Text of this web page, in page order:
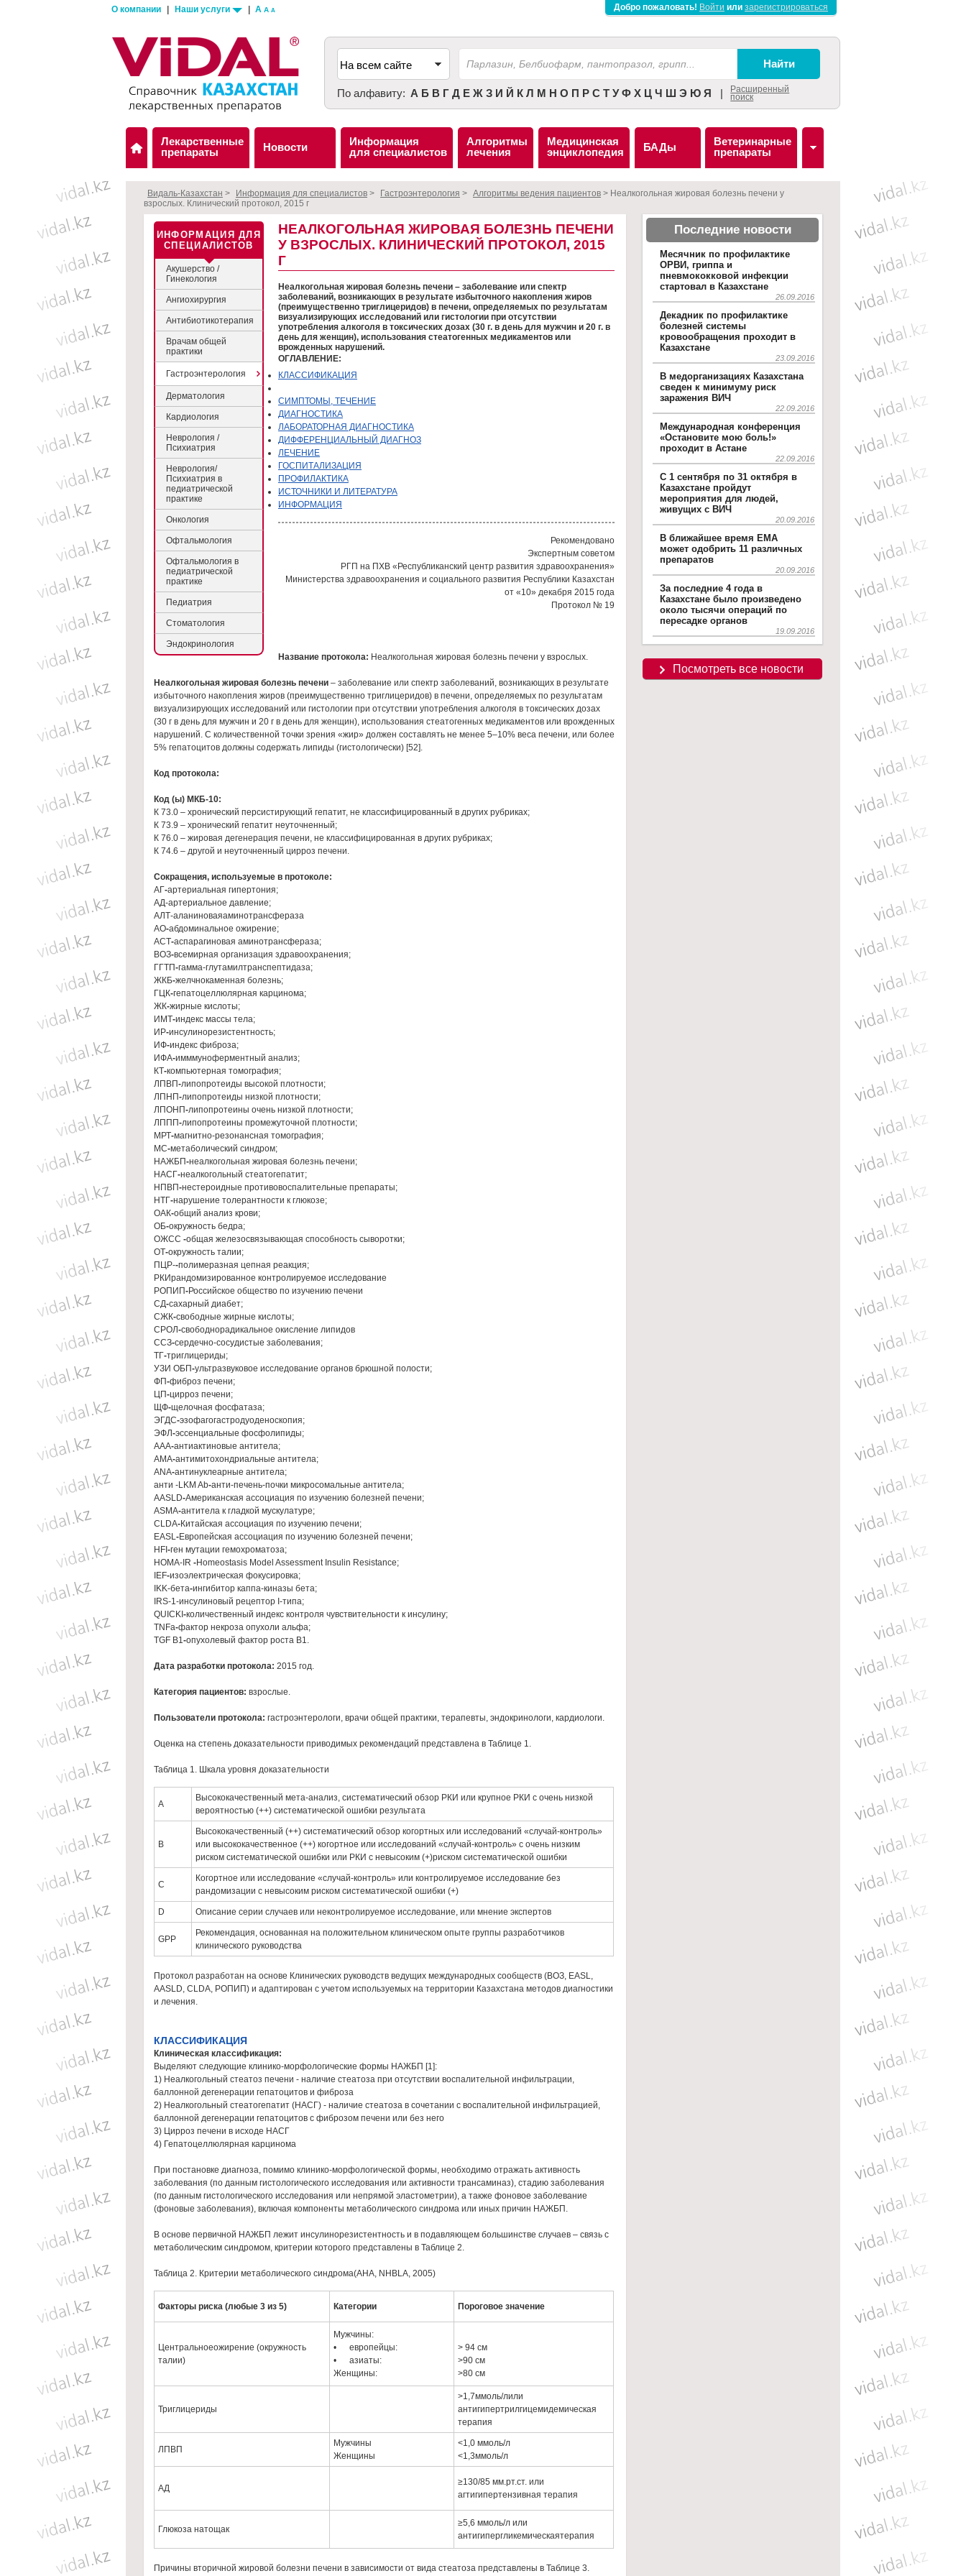
О компании Наши услуги A A A Добро пожаловать! Войти или зарегистрироваться
По алфавиту: А Б В Г Д Е Ж З И Й К Л М Н О П Р С Т У Ф Х Ц Ч Ш Э Ю Я | Расширенный
поиск
Лекарственные
препараты
Новости
Информация
для специалистов
Алгоритмы
лечения
Медицинская
энциклопедия
БАДы
Ветеринарные
препараты
Видаль-Казахстан > Информация для специалистов > Гастроэнтерология > Алгоритмы ведения пациентов > Неалкогольная жировая болезнь печени у
взрослых. Клинический протокол, 2015 г
ИНФОРМАЦИЯ ДЛЯ
СПЕЦИАЛИСТОВ
Акушерство /
Гинекология
Ангиохирургия
Антибиотикотерапия
Врачам общей
практики
Гастроэнтерология
Дерматология
Кардиология
Неврология /
Психиатрия
Неврология/
Психиатрия в
педиатрической
практике
Онкология
Офтальмология
Офтальмология в
педиатрической
практике
Педиатрия
Стоматология
Эндокринология
НЕАЛКОГОЛЬНАЯ ЖИРОВАЯ БОЛЕЗНЬ ПЕЧЕНИ
У ВЗРОСЛЫХ. КЛИНИЧЕСКИЙ ПРОТОКОЛ, 2015
Г
Неалкогольная жировая болезнь печени – заболевание или спектр
заболеваний, возникающих в результате избыточного накопления жиров
(преимущественно триглицеридов) в печени, определяемых по результатам
визуализирующих исследований или гистологии при отсутствии
употребления алкоголя в токсических дозах (30 г. в день для мужчин и 20 г. в
день для женщин), использования стеатогенных медикаментов или
врожденных нарушений.
ОГЛАВЛЕНИЕ:
КЛАССИФИКАЦИЯ
CИМПТОМЫ, ТЕЧЕНИЕ
ДИАГНОСТИКА
ЛАБОРАТОРНАЯ ДИАГНОСТИКА
ДИФФЕРЕНЦИАЛЬНЫЙ ДИАГНОЗ
ЛЕЧЕНИЕ
ГОСПИТАЛИЗАЦИЯ
ПРОФИЛАКТИКА
ИСТОЧНИКИ И ЛИТЕРАТУРА
ИНФОРМАЦИЯ
Рекомендовано
Экспертным советом
РГП на ПХВ «Республиканский центр развития здравоохранения»
Министерства здравоохранения и социального развития Республики Казахстан
от «10» декабря 2015 года
Протокол № 19
Название протокола: Неалкогольная жировая болезнь печени у взрослых.
Неалкогольная жировая болезнь печени – заболевание или спектр заболеваний, возникающих в результате
избыточного накопления жиров (преимущественно триглицеридов) в печени, определяемых по результатам
визуализирующих исследований или гистологии при отсутствии употребления алкоголя в токсических дозах
(30 г в день для мужчин и 20 г в день для женщин), использования стеатогенных медикаментов или врожденных
нарушений. C количественной точки зрения «жир» должен составлять не менее 5–10% веса печени, или более
5% гепатоцитов должны содержать липиды (гистологически) [52].
Код протокола:
Код (ы) МКБ-10:
К 73.0 – хронический персистирующий гепатит, не классифицированный в других рубриках;
К 73.9 – хронический гепатит неуточненный;
К 76.0 – жировая дегенерация печени, не классифицированная в других рубриках;
К 74.6 – другой и неуточненный цирроз печени.
Сокращения, используемые в протоколе:
АГ-артериальная гипертония;
АД-артериальное давление;
АЛТ-аланиноваяаминотрансфераза
АО-абдоминальное ожирение;
АСТ-аспарагиновая аминотрансфераза;
ВОЗ-всемирная организация здравоохранения;
ГГТП-гамма-глутамилтранспептидаза;
ЖКБ-желчнокаменная болезнь;
ГЦК-гепатоцеллюлярная карцинома;
ЖК-жирные кислоты;
ИМТ-индекс массы тела;
ИР-инсулинорезистентность;
ИФ-индекс фиброза;
ИФА-имммуноферментный анализ;
КТ-компьютерная томография;
ЛПВП-липопротеиды высокой плотности;
ЛПНП-липопротеиды низкой плотности;
ЛПОНП-липопротеины очень низкой плотности;
ЛППП-липопротеины промежуточной плотности;
МРТ-магнитно-резонансная томография;
МС-метаболический синдром;
НАЖБП-неалкогольная жировая болезнь печени;
НАСГ-неалкогольный стеатогепатит;
НПВП-нестероидные противовоспалительные препараты;
НТГ-нарушение толерантности к глюкозе;
ОАК-общий анализ крови;
ОБ-окружность бедра;
ОЖСС -общая железосвязывающая способность сыворотки;
ОТ-окружность талии;
ПЦР--полимеразная цепная реакция;
РКИрандомизированное контролируемое исследование
РОПИП-Российское общество по изучению печени
СД-сахарный диабет;
СЖК-свободные жирные кислоты;
СРОЛ-свободнорадикальное окисление липидов
ССЗ-сердечно-сосудистые заболевания;
ТГ-триглицериды;
УЗИ ОБП-ультразвуковое исследование органов брюшной полости;
ФП-фиброз печени;
ЦП-цирроз печени;
ЩФ-щелочная фосфатаза;
ЭГДС-эзофагогастродуоденоскопия;
ЭФЛ-эссенциальные фосфолипиды;
AAA-антиактиновые антитела;
AMA-антимитохондриальные антитела;
ANA-антинуклеарные антитела;
анти -LKM Ab-анти-печень-почки микросомальные антитела;
AASLD-Американская ассоциация по изучению болезней печени;
ASMA-антитела к гладкой мускулатуре;
CLDA-Китайская ассоциация по изучению печени;
EASL-Европейская ассоциация по изучению болезней печени;
HFI -ген мутации гемохроматоза;
HOMA-IR -Homeostasis Model Assessment Insulin Resistance;
IEF-изоэлектрическая фокусировка;
IKK-бета-ингибитор каппа-киназы бета;
IRS-1-инсулиновый рецептор I-типа;
QUICKI -количественный индекс контроля чувствительности к инсулину;
TNFa-фактор некроза опухоли альфа;
TGF B1-опухолевый фактор роста B1.
Дата разработки протокола: 2015 год.
Категория пациентов: взрослые.
Пользователи протокола: гастроэнтерологи, врачи общей практики, терапевты, эндокринологи, кардиологи.
Оценка на степень доказательности приводимых рекомендаций представлена в Таблице 1.
Таблица 1. Шкала уровня доказательности
А
Высококачественный мета-анализ, систематический обзор РКИ или крупное РКИ с очень низкой
вероятностью (++) систематической ошибки результата
В
Высококачественный (++) систематический обзор когортных или исследований «случай-контроль»
или высококачественное (++) когортное или исследований «случай-контроль» с очень низким
риском систематической ошибки или РКИ с невысоким (+)риском систематической ошибки
С
Когортное или исследование «случай-контроль» или контролируемое исследование без
рандомизации с невысоким риском систематической ошибки (+)
D Описание серии случаев или неконтролируемое исследование, или мнение экспертов
GPP
Рекомендация, основанная на положительном клиническом опыте группы разработчиков
клинического руководства
Протокол разработан на основе Клинических руководств ведущих международных сообществ (ВОЗ, EASL,
AASLD, CLDA, РОПИП) и адаптирован с учетом используемых на территории Казахстана методов диагностики
и лечения.
КЛАССИФИКАЦИЯ
Клиническая классификация:
Выделяют следующие клинико-морфологические формы НАЖБП [1]:
1) Неалкогольный стеатоз печени - наличие стеатоза при отсутствии воспалительной инфильтрации,
баллонной дегенерации гепатоцитов и фиброза
2) Неалкогольный стеатогепатит (НАСГ) - наличие стеатоза в сочетании с воспалительной инфильтрацией,
баллонной дегенерации гепатоцитов с фиброзом печени или без него
3) Цирроз печени в исходе НАСГ
4) Гепатоцеллюлярная карцинома
При постановке диагноза, помимо клинико-морфологической формы, необходимо отражать активность
заболевания (по данным гистологического исследования или активности трансаминаз), стадию заболевания
(по данным гистологического исследования или непрямой эластометрии), а также фоновое заболевание
(фоновые заболевания), включая компоненты метаболического синдрома или иных причин НАЖБП.
В основе первичной НАЖБП лежит инсулинорезистентность и в подавляющем большинстве случаев – связь с
метаболическим синдромом, критерии которого представлены в Таблице 2.
Таблица 2. Критерии метаболического синдрома(AHA, NHBLA, 2005)
Факторы риска (любые 3 из 5) Категории Пороговое значение
Центральноеожирение (окружность
талии)
Мужчины:
• европейцы:
• азиаты:
Женщины:
> 94 см
>90 см
>80 см
Триглицериды
>1,7ммоль/лили
антигипертрилгицемидемическая
терапия
ЛПВП
Мужчины
Женщины
<1,0 ммоль/л
<1,3ммоль/л
АД
≥130/85 мм.рт.ст. или
агтигипертензивная терапия
Глюкоза натощак
≥5,6 ммоль/л или
антигипергликемическаятерапия
Причины вторичной жировой болезни печени в зависимости от вида стеатоза представлены в Таблице 3.
Последние новости
Месячник по профилактике
ОРВИ, гриппа и
пневмококковой инфекции
стартовал в Казахстане
26.09.2016
Декадник по профилактике
болезней системы
кровообращения проходит в
Казахстане
23.09.2016
В медорганизациях Казахстана
сведен к минимуму риск
заражения ВИЧ
22.09.2016
Международная конференция
«Остановите мою боль!»
проходит в Астане
22.09.2016
С 1 сентября по 31 октября в
Казахстане пройдут
мероприятия для людей,
живущих с ВИЧ
20.09.2016
В ближайшее время EMA
может одобрить 11 различных
препаратов
20.09.2016
За последние 4 года в
Казахстане было произведено
около тысячи операций по
пересадке органов
19.09.2016
Посмотреть все новости